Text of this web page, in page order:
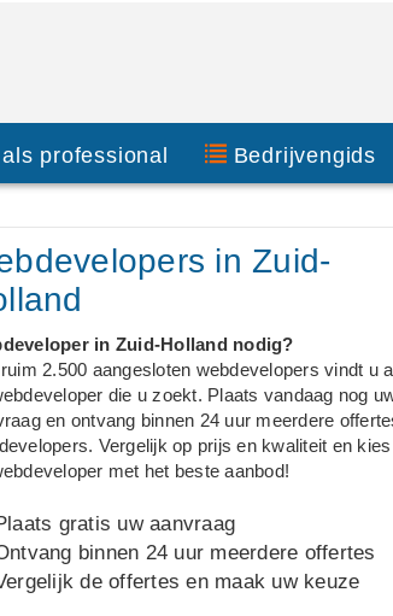
professional Bedrijvengids
in Zuid-
in Zuid-Holland nodig?
2.500 aangesloten webdevelopers vindt u
die u zoekt. Plaats vandaag nog
en ontvang binnen 24 uur meerdere
Vergelijk op prijs en kwaliteit en
met het beste aanbod!
gratis uw aanvraag
binnen 24 uur meerdere offertes
de offertes en maak uw keuze